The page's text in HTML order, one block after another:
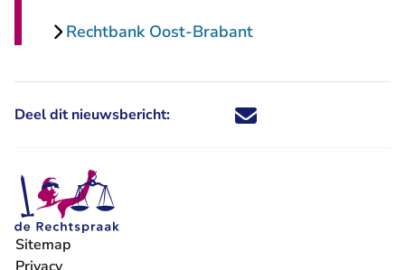
Rechtbank Oost-Brabant
Deel dit nieuwsbericht: Deel dit nieuwsbericht via X -
Deel dit nieuwsbericht via
Deel dit nieuwsbericht
Deel dit
Sitemap